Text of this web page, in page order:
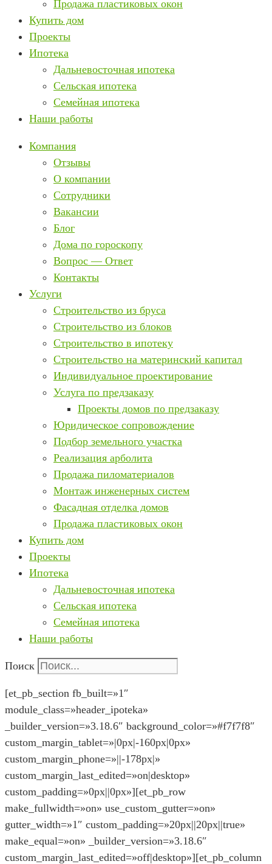
Продажа пластиковых окон
Купить дом
Проекты
Ипотека
Дальневосточная ипотека
Сельская ипотека
Семейная ипотека
Наши работы
Компания
Отзывы
О компании
Сотрудники
Вакансии
Блог
Дома по гороскопу
Вопрос — Ответ
Контакты
Услуги
Строительство из бруса
Строительство из блоков
Строительство в ипотеку
Строительство на материнский капитал
Индивидуальное проектирование
Услуга по предзаказу
Проекты домов по предзаказу
Юридическое сопровождение
Подбор земельного участка
Реализация арболита
Продажа пиломатериалов
Монтаж инженерных систем
Фасадная отделка домов
Продажа пластиковых окон
Купить дом
Проекты
Ипотека
Дальневосточная ипотека
Сельская ипотека
Семейная ипотека
Наши работы
Поиск
[et_pb_section fb_built=»1″
module_class=»header_ipoteka»
_builder_version=»3.18.6″ background_color=»#f7f7f8″
custom_margin_tablet=»|0px|-160px|0px»
custom_margin_phone=»||-178px|»
custom_margin_last_edited=»on|desktop»
custom_padding=»0px||0px»][et_pb_row
make_fullwidth=»on» use_custom_gutter=»on»
gutter_width=»1″ custom_padding=»20px||20px||true»
make_equal=»on» _builder_version=»3.18.6″
custom_margin_last_edited=»off|desktop»][et_pb_column